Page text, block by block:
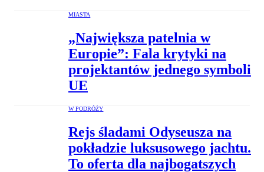
MIASTA
„Największa patelnia w
Europie”: Fala krytyki na
projektantów jednego symboli
UE
W PODRÓŻY
Rejs śladami Odyseusza na
pokładzie luksusowego jachtu.
To oferta dla najbogatszych